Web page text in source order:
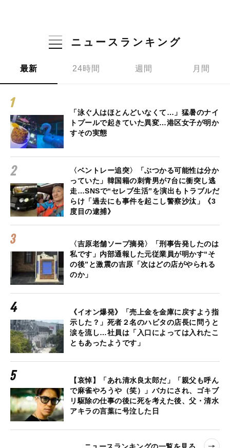
ニュースランキング
最新 24時間 週間 月間
「泳ぐ人はほとんどいなくて…」猛暑のナイ
トプールで起きていた異変…港区女子が明か
すその実態
〈ベントレー追突〉「ぶつかる可能性は分か
っていた」韓国籍の刺青男が7台に衝突し逃
走…SNSで“セレブ生活”を演出もトラブルだ
らけ「過去にも事件を起こし警察沙汰」《3
度目の逮捕》
〈吉原老舗ソープ摘発〉「刑事告発したのは
私です」内部通報した元従業員が明かす“そ
の後”と激震の吉原「次はどの店がやられる
のか」
《イオン爆発》「売上金を金庫に戻すよう指
示した？」死者２名のハビタの店長に問うと
涙を流し…社員は「入口によっては入れたこ
ともあったようです」
【哀悼】「あれ清水良太郎だ」「親父も呼ん
で麻雀やろうや（笑）」バカにされ、ゴキブ
リ駆除の仕事の後に死を考えた後、父・清水
アキラの言葉に号泣した日
ニュースランキングの一覧を見る